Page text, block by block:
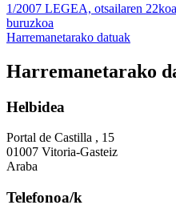
1/2007 LEGEA, otsailaren
buruzkoa
Harremanetarako datuak
Harremanetarako
Helbidea
Portal de Castilla , 15
01007 Vitoria-Gasteiz
Araba
Telefonoa/k